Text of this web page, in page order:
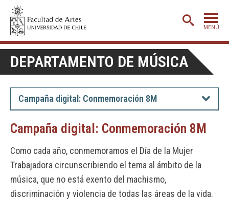
MENÚ
PORTADA
ADMISIÓN
ETAPA BÁSICA
CARRERAS
POSTGRADO
EXTENSIÓN
CREACIÓN E INVESTIGACIÓN
BIBLIOTECA
DEPARTAMENTO DE MÚSICA
Campaña digital: Conmemoración 8M
Campaña digital: Conmemoración 8M
Como cada año, conmemoramos el Día de la Mujer
Trabajadora circunscribiendo el tema al ámbito de la
música, que no está exento del machismo,
discriminación y violencia de todas las áreas de la vida.